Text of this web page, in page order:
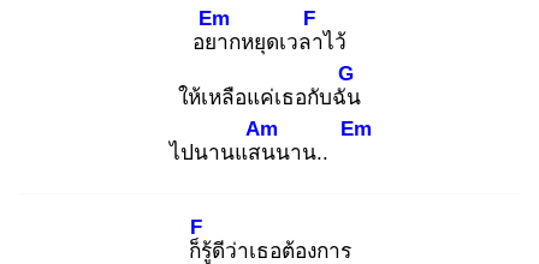
อยา
Em
กหยุดเวลา
F
ไว้
ให้เหลือแค่เธอกับฉัน
G
ไปนานแสน
Am
นาน..
Em
ก็รู้
F
ดีว่าเธอต้องการ